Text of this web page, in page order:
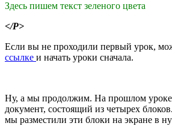
Здесь пишем текст зеленого цвета
</P>
Если вы не проходили первый урок,
ссылке и начать уроки сначала.
Ну, а мы продолжим. На прошлом
документ, состоящий из четырех
мы разместили эти блоки на экране в